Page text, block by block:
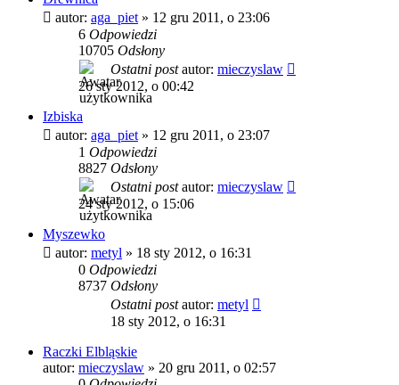
autor: aga_piet » 12 gru 2011, o 23:06
6 Odpowiedzi
10705 Odsłony
Ostatni postautor: mieczyslaw
26 sty 2012, o 00:42
Izbiska
autor: aga_piet » 12 gru 2011, o 23:07
1 Odpowiedzi
8827 Odsłony
Ostatni postautor: mieczyslaw
24 sty 2012, o 15:06
Myszewko
autor: metyl » 18 sty 2012, o 16:31
0 Odpowiedzi
8737 Odsłony
Ostatni postautor: metyl
18 sty 2012, o 16:31
Raczki Elbląskie
autor: mieczyslaw » 20 gru 2011, o 02:57